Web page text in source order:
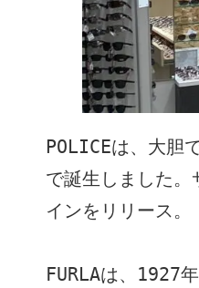
POLICEは、大胆
で誕生しました
インをリリース。
FURLAは、1927